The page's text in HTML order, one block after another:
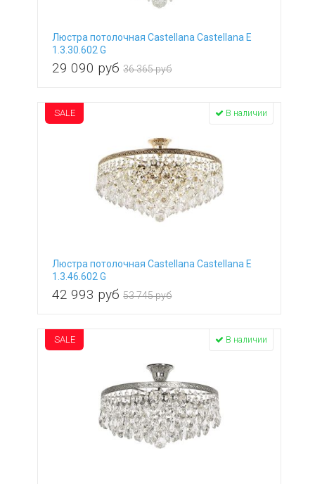
Тип поверхности
прозрачный
Тип поверхности
основания
глянцевый
нет
Сбросить Показать
Люстра потолочная Castellana Castellana E
1.3.30.602 G
29 090 руб 36 365 руб
Люстра потолочная Castellana Castellana E
1.3.46.602 G
42 993 руб 53 745 руб
SALE В наличии
SALE В наличии